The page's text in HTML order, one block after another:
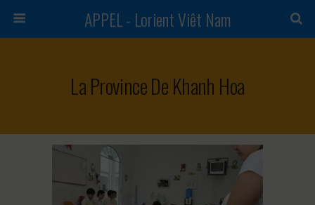
APPEL - Lorient Viêt Nam
La Province De Khanh Hoa